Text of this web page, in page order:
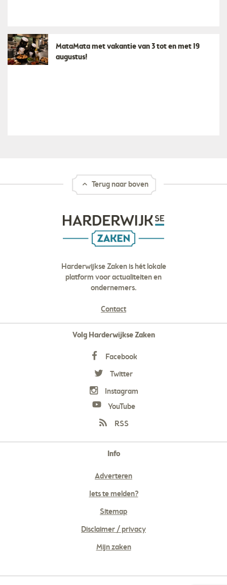
MataMata met vakantie van 3 tot en met 19
augustus!
Terug naar boven
Harderwijkse Zaken is hét lokale
platform voor actualiteiten en
ondernemers.
Contact
Volg Harderwijkse Zaken
Facebook
Twitter
Instagram
YouTube
RSS
Info
Adverteren
Iets te melden?
Sitemap
Disclaimer / privacy
Mijn zaken